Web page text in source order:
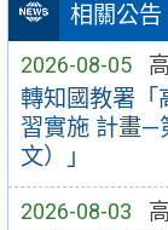
相關公告
2026-08-05
轉知國教署「
習實施 計畫—
文）」
2026-08-03